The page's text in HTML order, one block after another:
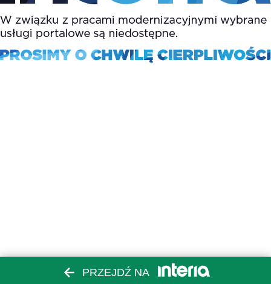
PRZEJDŹ NA